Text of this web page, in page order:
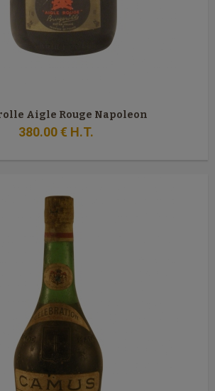
Aigle Rouge Napoleon
380.00€ H.T.